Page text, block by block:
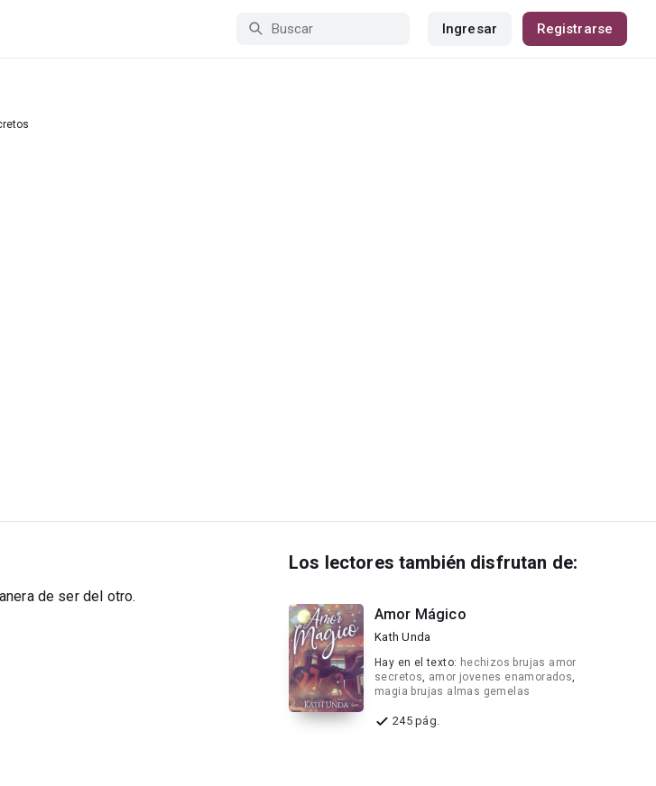
Ingresar Registrarse
de ser del otro.
Los lectores también disfrutan de:
Amor Mágico
Kath Unda
Hay en el texto: hechizos brujas amor
secretos, amor jovenes enamorados,
magia brujas almas gemelas
245 pág.